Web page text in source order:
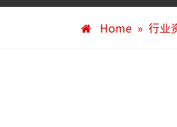
Home » 行业